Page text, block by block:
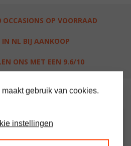
OP VOORRAAD
NL BIJ AANKOOP
ONS MET EEN 9.6/10
gebruik van cookies.
instellingen